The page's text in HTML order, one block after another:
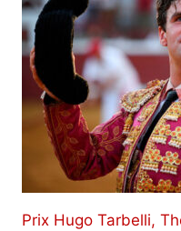
Prix ​​Hugo Tarbelli,